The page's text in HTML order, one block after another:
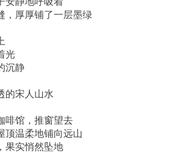
，厚厚铺了一层墨绿
光
沉静
的宋人山水
啡馆，推窗望去
顶温柔地铺向远山
果实悄然坠地